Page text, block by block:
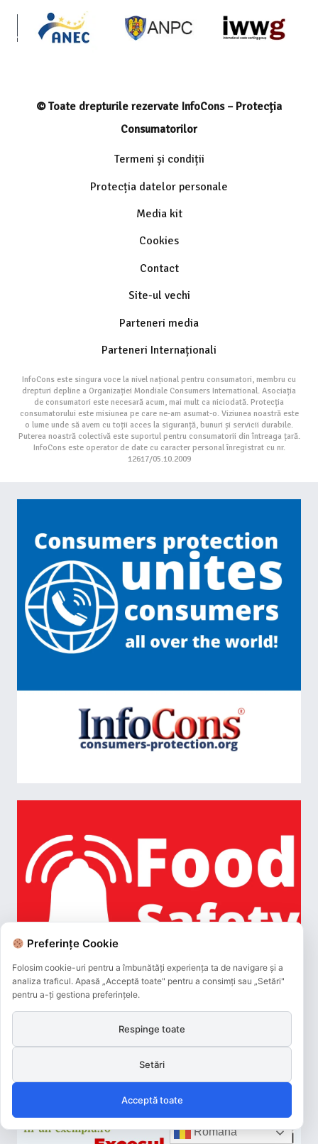
© Toate drepturile rezervate InfoCons – Protecția
Consumatorilor
Termeni și condiții
Protecția datelor personale
Media kit
Cookies
Contact
Site-ul vechi
Parteneri media
Parteneri Internaționali
InfoCons este singura voce la nivel național pentru consumatori, membru cu
drepturi depline a Organizației Mondiale Consumers International. Asociația
de consumatori este necesară acum, mai mult ca niciodată. Protecția
consumatorului este misiunea pe care ne-am asumat-o. Viziunea noastră este
o lume unde să avem cu toții acces la siguranță, bunuri și servicii durabile.
Puterea noastră colectivă este suportul pentru consumatorii din întreaga țară.
InfoCons este operator de date cu caracter personal înregistrat cu nr.
12617/05.10.2009
Română
Preferințe Cookie
Folosim cookie-uri pentru a îmbunătăți experiența ta de navigare și a
analiza traficul. Apasă „Acceptă toate" pentru a consimți sau „Setări"
pentru a-ți gestiona preferințele.
Respinge toate
Setări
Acceptă toate